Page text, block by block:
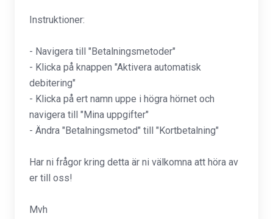
Instruktioner:
- Navigera till "Betalningsmetoder"
- Klicka på knappen "Aktivera automatisk
debitering"
- Klicka på ert namn uppe i högra hörnet och
navigera till "Mina uppgifter"
- Ändra "Betalningsmetod" till "Kortbetalning"
Har ni frågor kring detta är ni välkomna att höra av
er till oss!
Mvh